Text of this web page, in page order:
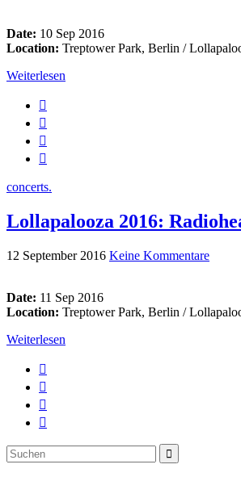
Date: 10 Sep 2016
Location: Treptower Park, Berlin /
Weiterlesen
concerts.
Lollapalooza 2016:
12 September 2016 Keine Kommentare
Date: 11 Sep 2016
Location: Treptower Park, Berlin /
Weiterlesen
Suche
nach: